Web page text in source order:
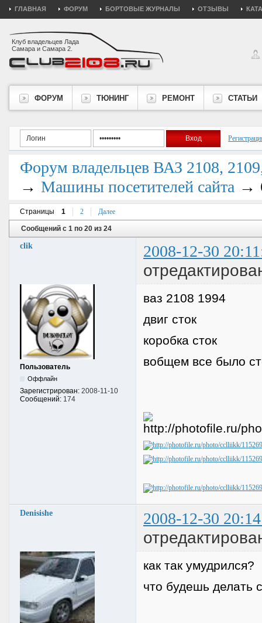
ГЛАВНАЯ ФОРУМ БОРТОВЫЕ ЖУРНАЛЫ ОТЗЫВЫ
Клуб владельцев Лада
Самара и Самара 2.
ФОРУМ ТЮНИНГ РЕМОНТ СТАТЬИ
Форум владельцев ВАЗ 2108,
→ Машины посетителей сайта →
Страницы 1 2 Далее
Сообщений с 1 по 20 из 24
clik 2008-12-30
Пользователь
Оффлайн
Зарегистрирован: 2008-11-10
Сообщений: 174
ваз 2108 1994
двиг сток
коробка сток
вобщем все было
Denisishe 2008-12-30
как так умудрился?
что будешь делать